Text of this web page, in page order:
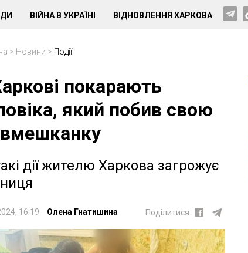
ВІЙНА В УКРАЇНІ ВІДНОВЛЕННЯ ХАРКОВА
> Новини > Події
покарають
який побив свою
дії жителю Харкова загрожує
16:19 Олена Гнатишина Поділитися